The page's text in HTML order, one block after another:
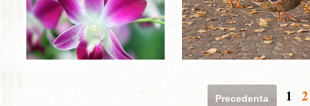
Precedenta 1 2